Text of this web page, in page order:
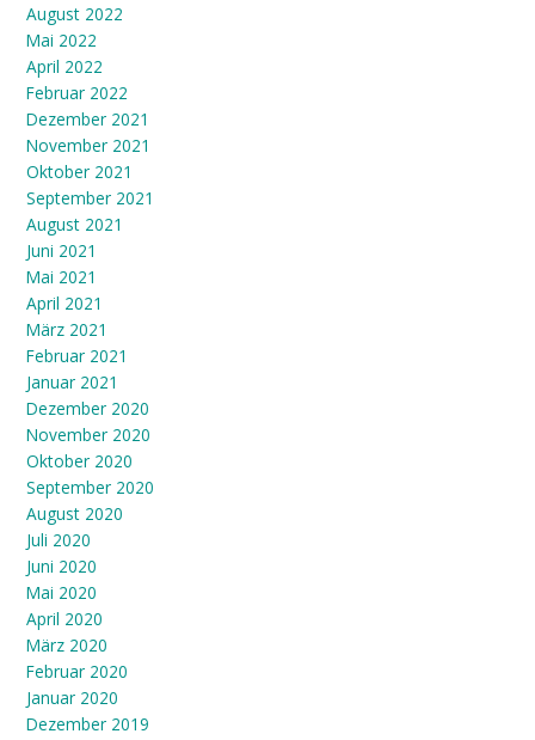
August 2022
Mai 2022
April 2022
Februar 2022
Dezember 2021
November 2021
Oktober 2021
September 2021
August 2021
Juni 2021
Mai 2021
April 2021
März 2021
Februar 2021
Januar 2021
Dezember 2020
November 2020
Oktober 2020
September 2020
August 2020
Juli 2020
Juni 2020
Mai 2020
April 2020
März 2020
Februar 2020
Januar 2020
Dezember 2019